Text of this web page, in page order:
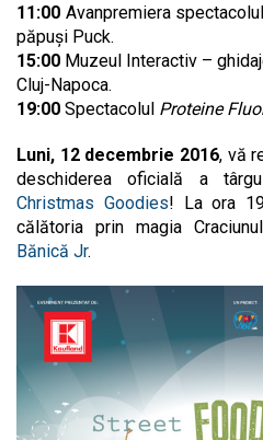
11:00 Avanpremiera
păpuși Puck.
15:00 Muzeul Interactiv –
Cluj-Napoca.
19:00 Spectacolul Proteine
Luni, 12 decembrie 2016, vă
deschiderea oficială a
Christmas Goodies! La ora
călătoria prin magia
Bănică Jr.